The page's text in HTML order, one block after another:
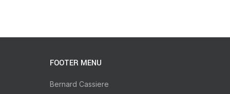
FOOTER MENU
Bernard Cassiere